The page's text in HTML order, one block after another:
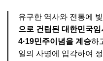
유구한 역사와 전통에
으로 건립된 대한민국
4·19민주이념을 계승하
일의 사명에 입각하여